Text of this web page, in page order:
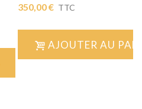
350,00 € TTC
AJOUTER AU